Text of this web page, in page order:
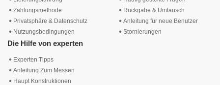
Zahlungsmethode
Privatsphäre & Datenschutz
Nutzungsbedingungen
Rückgabe & Umtausch
Anleitung für neue Benutzer
Stornierungen
Die Hilfe von experten
Experten Tipps
Anleitung Zum Messen
Haupt Konstruktionen